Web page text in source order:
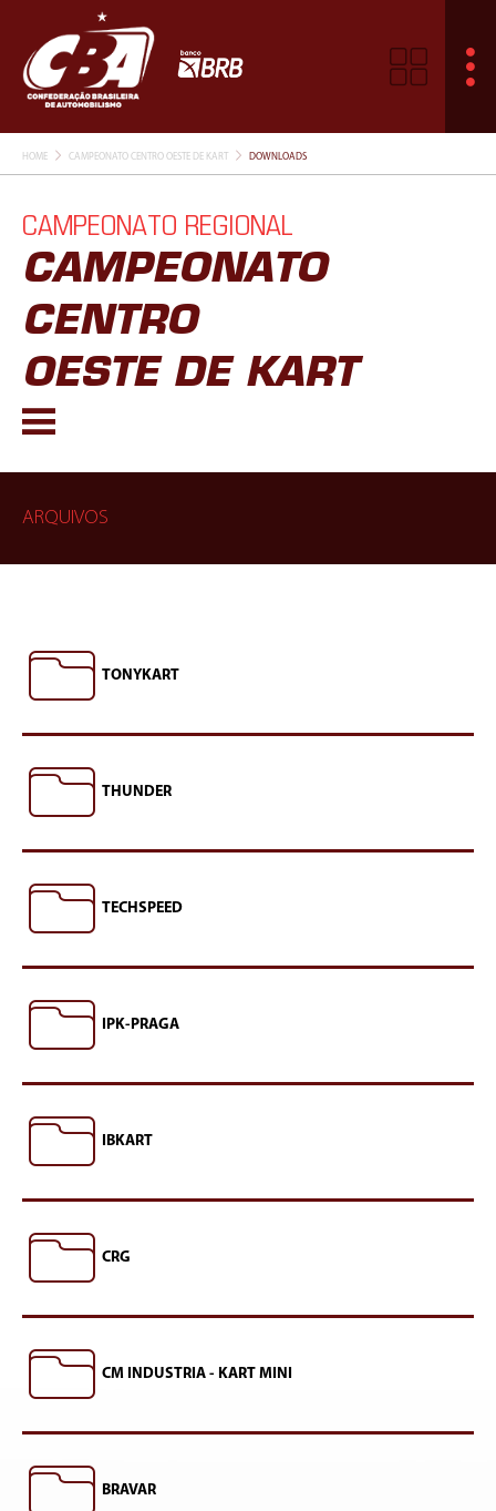
HOME CAMPEONATO CENTRO OESTE DE KART DOWNLOADS
CAMPEONATO REGIONAL
CAMPEONATO
CENTRO
OESTE DE KART
ARQUIVOS
TONYKART
THUNDER
TECHSPEED
IPK-PRAGA
IBKART
CRG
CM INDUSTRIA - KART MINI
BRAVAR